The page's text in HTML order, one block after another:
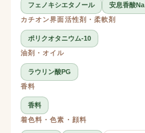
フェノキシエタノール
安息香酸Na
カチオン界面活性剤・柔軟剤
ポリクオタニウム-10
油剤・オイル
ラウリン酸PG
香料
香料
着色料・色素・顔料